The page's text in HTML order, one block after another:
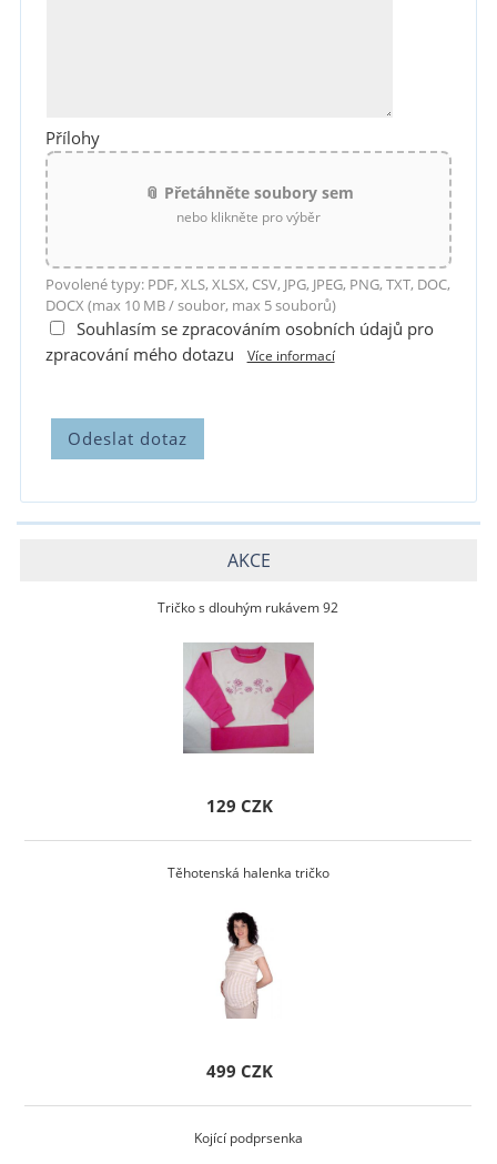
Přílohy
📎 Přetáhněte soubory sem
nebo klikněte pro výběr
Povolené typy: PDF, XLS, XLSX, CSV, JPG, JPEG, PNG, TXT, DOC,
DOCX (max 10 MB / soubor, max 5 souborů)
Souhlasím se zpracováním osobních údajů pro
zpracování mého dotazu
Více informací
AKCE
Tričko s dlouhým rukávem 92
129 CZK
Těhotenská halenka tričko
499 CZK
Kojící podprsenka